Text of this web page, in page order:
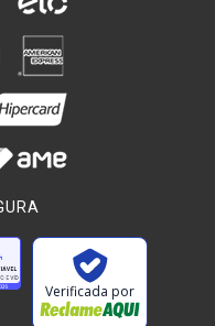
Verificada por